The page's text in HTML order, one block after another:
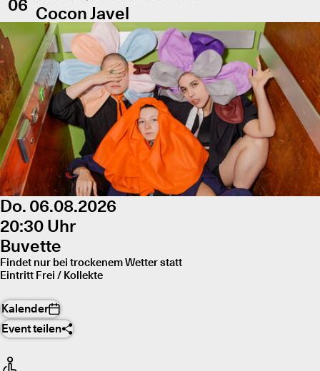
06 Cocon Javel
Do. 06.08.2026
20:30 Uhr
Buvette
Findet nur bei trockenem Wetter statt
Eintritt Frei / Kollekte
Kalender
Event teilen